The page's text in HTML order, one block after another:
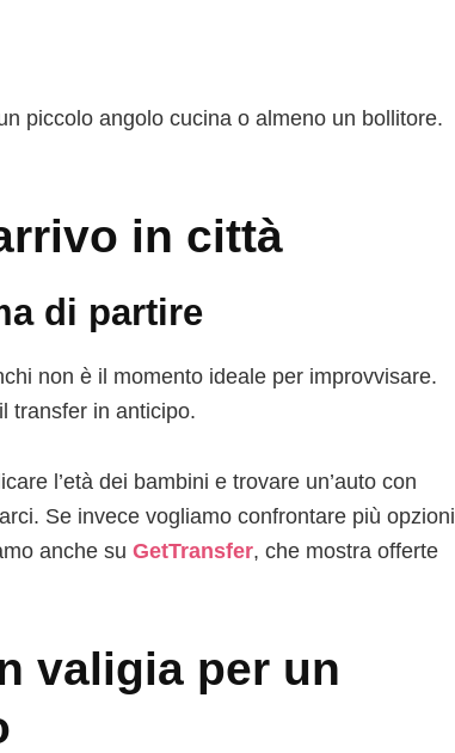
piccolo angolo cucina o almeno un bollitore.
in città
di partire
non è il momento ideale per improvvisare.
transfer in anticipo.
l’età dei bambini e trovare un’auto con
Se invece vogliamo confrontare più opzioni
anche su GetTransfer, che mostra offerte
valigia per un